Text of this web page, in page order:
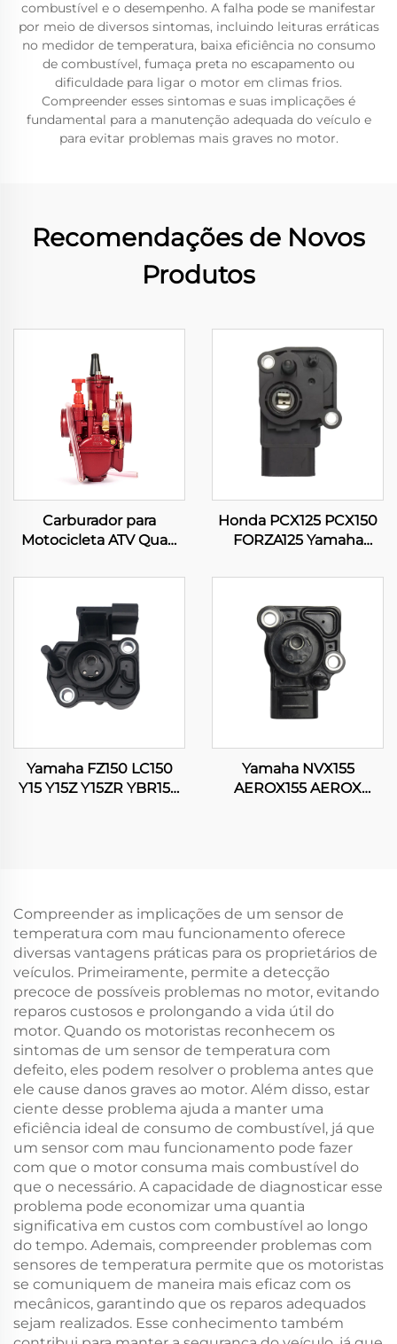
combustível e o desempenho. A falha pode se manifestar
por meio de diversos sintomas, incluindo leituras erráticas
no medidor de temperatura, baixa eficiência no consumo
de combustível, fumaça preta no escapamento ou
dificuldade para ligar o motor em climas frios.
Compreender esses sintomas e suas implicações é
fundamental para a manutenção adequada do veículo e
para evitar problemas mais graves no motor.
Recomendações de Novos
Produtos
Carburador para
Motocicleta ATV Quad
Motocross Racing PWK
28 30 32 34
Honda PCX125 PCX150
FORZA125 Yamaha
Sensor de Posição do
Motocicleta
Yamaha FZ150 LC150
Y15 Y15Z Y15ZR YBR150
Yamaha NVX155
AEROX155 AEROX
Compreender as implicações de um sensor de
temperatura com mau funcionamento oferece
diversas vantagens práticas para os proprietários de
veículos. Primeiramente, permite a detecção
precoce de possíveis problemas no motor, evitando
reparos custosos e prolongando a vida útil do
motor. Quando os motoristas reconhecem os
sintomas de um sensor de temperatura com
defeito, eles podem resolver o problema antes que
ele cause danos graves ao motor. Além disso, estar
ciente desse problema ajuda a manter uma
eficiência ideal de consumo de combustível, já que
um sensor com mau funcionamento pode fazer
com que o motor consuma mais combustível do
que o necessário. A capacidade de diagnosticar esse
problema pode economizar uma quantia
significativa em custos com combustível ao longo
do tempo. Ademais, compreender problemas com
sensores de temperatura permite que os motoristas
se comuniquem de maneira mais eficaz com os
mecânicos, garantindo que os reparos adequados
sejam realizados. Esse conhecimento também